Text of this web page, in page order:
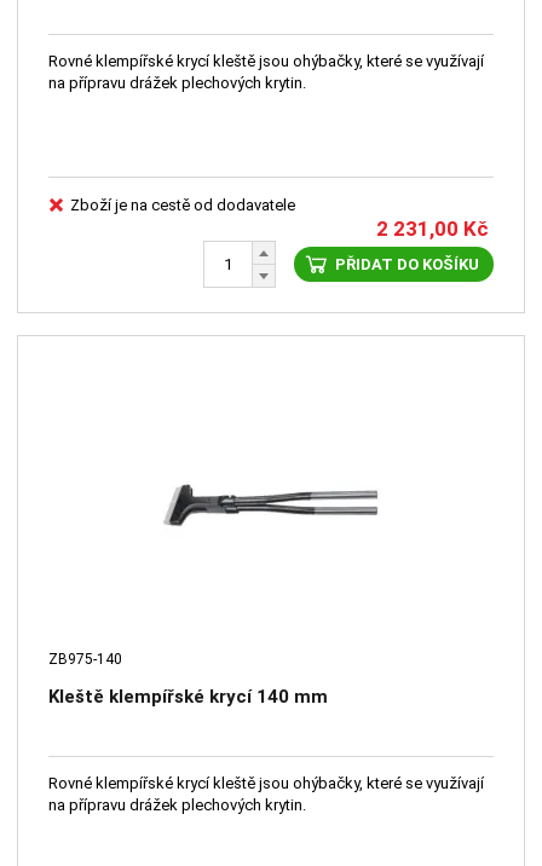
Rovné klempířské krycí kleště jsou ohýbačky, které se využívají
na přípravu drážek plechových krytin.
Zboží je na cestě od dodavatele
2 231,00 Kč
PŘIDAT DO KOŠÍKU
ZB975-140
Kleště klempířské krycí 140 mm
Rovné klempířské krycí kleště jsou ohýbačky, které se využívají
na přípravu drážek plechových krytin.